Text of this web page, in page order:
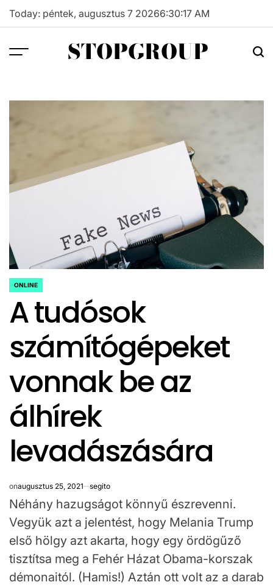
Skip
Today: péntek, augusztus 7 20266:30:18 AM
STOPGROUP
POSTED
ONLINE
A tudósok
számítógépeket
vonnak be az
álhírek
levadászására
onaugusztus 25, 2021 segito
Néhány hazugságot könnyű észrevenni.
Vegyük azt a jelentést, hogy Melania Trump
első hölgy azt akarta, hogy egy ördögűző
tisztítsa meg a Fehér Házat Obama-korszak
démonaitól. (Hamis!) Aztán ott volt az a darab